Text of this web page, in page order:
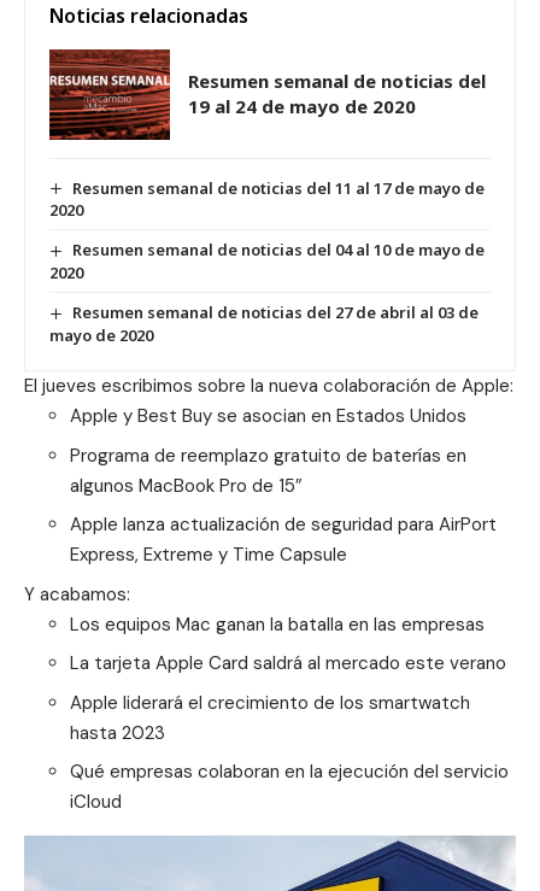
Noticias relacionadas
Resumen semanal de noticias del
19 al 24 de mayo de 2020
Resumen semanal de noticias del 11 al 17 de mayo de
2020
Resumen semanal de noticias del 04 al 10 de mayo de
2020
Resumen semanal de noticias del 27 de abril al 03 de
mayo de 2020
El jueves escribimos sobre la nueva colaboración de Apple:
Apple y Best Buy se asocian en Estados Unidos
Programa de reemplazo gratuito de baterías en
algunos MacBook Pro de 15″
Apple lanza actualización de seguridad para AirPort
Express, Extreme y Time Capsule
Y acabamos:
Los equipos Mac ganan la batalla en las empresas
La tarjeta Apple Card saldrá al mercado este verano
Apple liderará el crecimiento de los smartwatch
hasta 2023
Qué empresas colaboran en la ejecución del servicio
iCloud